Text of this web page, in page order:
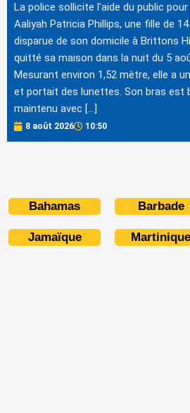
La police sollicite l'aide du public
Aaliyah Patricia Phillips, une fille de
disparue de son domicile à Brittons
quitté sa maison dans la nuit du 5
Mesurant environ 1,52 mètre, elle a
et portait des lunettes. Son bras est
maintenu avec […]
8 août 2026 10:50
Bahamas Barbade
Jamaïque Martinique